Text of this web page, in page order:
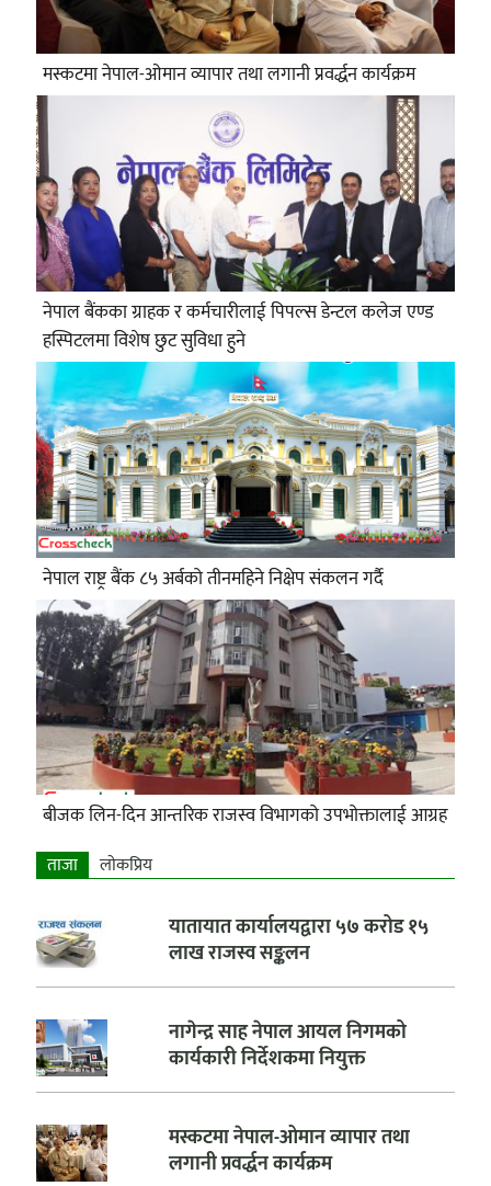
मस्कटमा नेपाल-ओमान व्यापार तथा लगानी प्रवर्द्धन कार्यक्रम
नेपाल बैंकका ग्राहक र कर्मचारीलाई पिपल्स डेन्टल कलेज एण्ड
हस्पिटलमा विशेष छुट सुविधा हुने
नेपाल राष्ट्र बैंक ८५ अर्बको तीनमहिने निक्षेप संकलन गर्दै
बीजक लिन-दिन आन्तरिक राजस्व विभागको उपभोक्तालाई आग्रह
ताजा लाेकप्रिय
यातायात कार्यालयद्वारा ५७ करोड १५
लाख राजस्व सङ्कलन
नागेन्द्र साह नेपाल आयल निगमको
कार्यकारी निर्देशकमा नियुक्त
मस्कटमा नेपाल-ओमान व्यापार तथा
लगानी प्रवर्द्धन कार्यक्रम